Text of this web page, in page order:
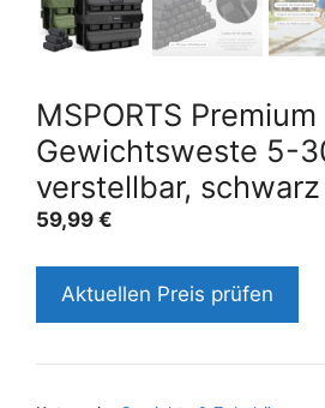
MSPORTS Premium
Gewichtsweste 5-
verstellbar, schwarz
59,99 €
Aktuellen Preis prüfen